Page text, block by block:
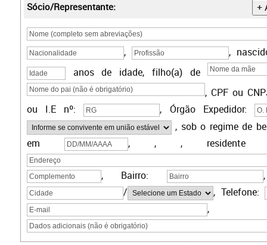
Sócio/Representante: +
,
,
anos de idade, filho(a) de
, CPF ou
ou I.E nº: , Órgão Expedidor:
, sob o regime de
em
, , , residente
, Bairro:
/
, Telefone:
,